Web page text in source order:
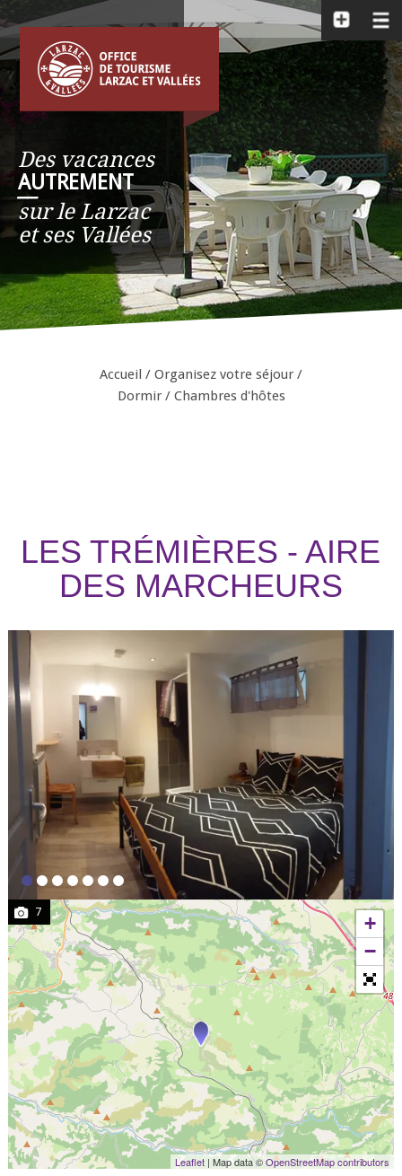
Des vacances
AUTREMENT
__
sur le Larzac
et ses Vallées
Accueil / Organisez votre séjour /
Dormir/ Chambres d'hôtes
LES TRÉMIÈRES - AIRE
DES MARCHEURS
7
+
−
Leaflet | Map data ©OpenStreetMap contributors